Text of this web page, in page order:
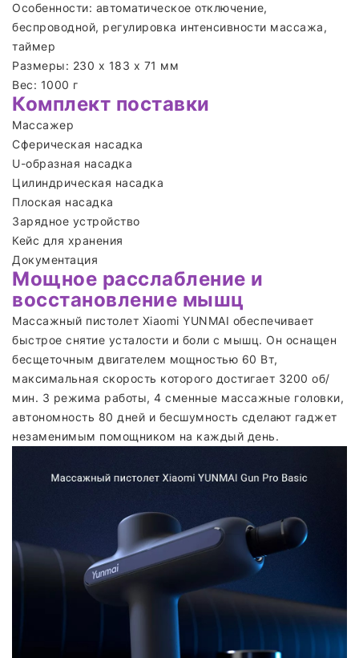
Особенности: автоматическое отключение,
беспроводной, регулировка интенсивности массажа,
таймер
Размеры: 230 х 183 х 71 мм
Вес: 1000 г
Комплект поставки
Массажер
Сферическая насадка
U-образная насадка
Цилиндрическая насадка
Плоская насадка
Зарядное устройство
Кейс для хранения
Документация
Мощное расслабление и
восстановление мышц
Массажный пистолет Xiaomi YUNMAI обеспечивает
быстрое снятие усталости и боли с мышц. Он оснащен
бесщеточным двигателем мощностью 60 Вт,
максимальная скорость которого достигает 3200 об/
мин. 3 режима работы, 4 сменные массажные головки,
автономность 80 дней и бесшумность сделают гаджет
незаменимым помощником на каждый день.